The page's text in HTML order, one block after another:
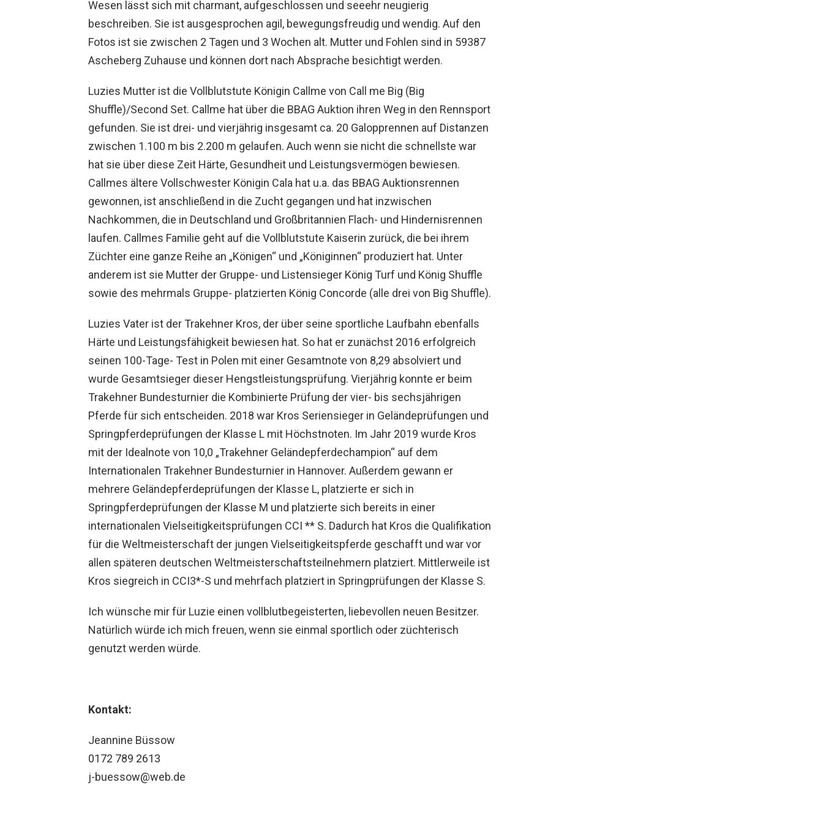
Wesen lässt sich mit charmant, aufgeschlossen und seeehr neugierig
beschreiben. Sie ist ausgesprochen agil, bewegungsfreudig und wendig. Auf den
Fotos ist sie zwischen 2 Tagen und 3 Wochen alt. Mutter und Fohlen sind in 59387
Ascheberg Zuhause und können dort nach Absprache besichtigt werden.
Luzies Mutter ist die Vollblutstute Königin Callme von Call me Big (Big
Shuffle)/Second Set. Callme hat über die BBAG Auktion ihren Weg in den Rennsport
gefunden. Sie ist drei- und vierjährig insgesamt ca. 20 Galopprennen auf Distanzen
zwischen 1.100 m bis 2.200 m gelaufen. Auch wenn sie nicht die schnellste war
hat sie über diese Zeit Härte, Gesundheit und Leistungsvermögen bewiesen.
Callmes ältere Vollschwester Königin Cala hat u.a. das BBAG Auktionsrennen
gewonnen, ist anschließend in die Zucht gegangen und hat inzwischen
Nachkommen, die in Deutschland und Großbritannien Flach- und Hindernisrennen
laufen. Callmes Familie geht auf die Vollblutstute Kaiserin zurück, die bei ihrem
Züchter eine ganze Reihe an „Königen“ und „Königinnen“ produziert hat. Unter
anderem ist sie Mutter der Gruppe- und Listensieger König Turf und König Shuffle
sowie des mehrmals Gruppe- platzierten König Concorde (alle drei von Big Shuffle).
Luzies Vater ist der Trakehner Kros, der über seine sportliche Laufbahn ebenfalls
Härte und Leistungsfähigkeit bewiesen hat. So hat er zunächst 2016 erfolgreich
seinen 100-Tage- Test in Polen mit einer Gesamtnote von 8,29 absolviert und
wurde Gesamtsieger dieser Hengstleistungsprüfung. Vierjährig konnte er beim
Trakehner Bundesturnier die Kombinierte Prüfung der vier- bis sechsjährigen
Pferde für sich entscheiden. 2018 war Kros Seriensieger in Geländeprüfungen und
Springpferdeprüfungen der Klasse L mit Höchstnoten. Im Jahr 2019 wurde Kros
mit der Idealnote von 10,0 „Trakehner Geländepferdechampion“ auf dem
Internationalen Trakehner Bundesturnier in Hannover. Außerdem gewann er
mehrere Geländepferdeprüfungen der Klasse L, platzierte er sich in
Springpferdeprüfungen der Klasse M und platzierte sich bereits in einer
internationalen Vielseitigkeitsprüfungen CCI ** S. Dadurch hat Kros die Qualifikation
für die Weltmeisterschaft der jungen Vielseitigkeitspferde geschafft und war vor
allen späteren deutschen Weltmeisterschaftsteilnehmern platziert. Mittlerweile ist
Kros siegreich in CCI3*-S und mehrfach platziert in Springprüfungen der Klasse S.
Ich wünsche mir für Luzie einen vollblutbegeisterten, liebevollen neuen Besitzer.
Natürlich würde ich mich freuen, wenn sie einmal sportlich oder züchterisch
genutzt werden würde.
Kontakt:
Jeannine Büssow
0172 789 2613
j-buessow@web.de